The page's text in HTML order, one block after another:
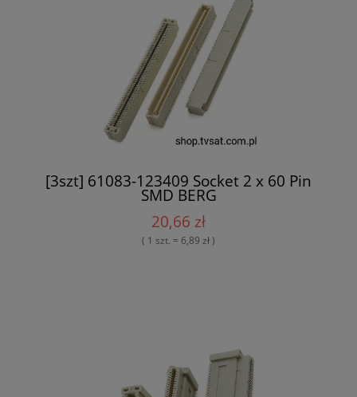
[3szt] 61083-123409 Socket 2 x 60 Pin
SMD BERG
20,66 zł
( 1 szt. = 6,89 zł )